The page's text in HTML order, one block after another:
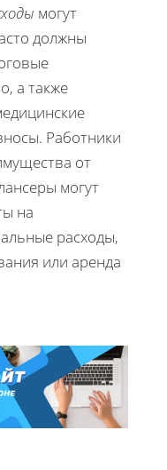
могут
должны
а также
Работники
от
могут
на
расходы,
или аренда